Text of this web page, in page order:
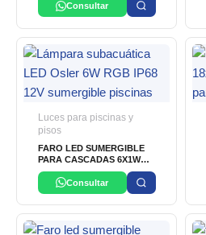
Consultar
Luces para piscinas y
pisos
FARO LED SUMERGIBLE
PARA CASCADAS 6X1W
RGB IP68 12V OSLER
Consultar